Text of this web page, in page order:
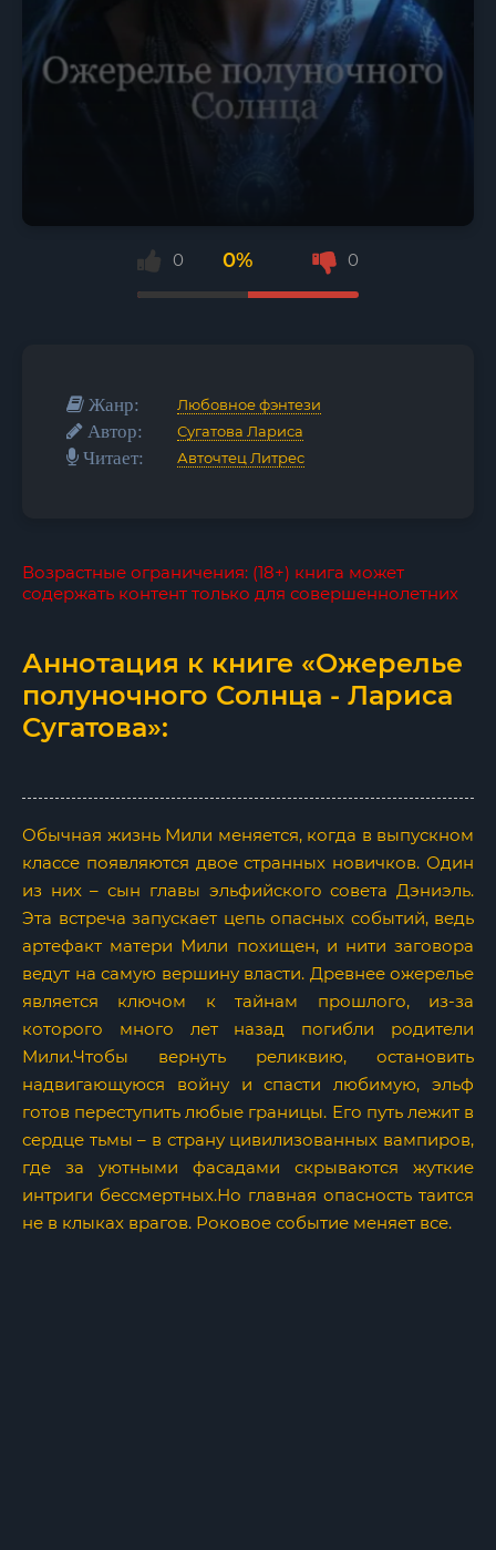
0 0% 0
Жанр: Любовное фэнтези
Автор: Сугатова Лариса
Читает: Авточтец Литрес
Возрастные ограничения: (18+) книга может
содержать контент только для совершеннолетних
Аннотация к книге «Ожерелье
полуночного Солнца - Лариса
Сугатова»:
Обычная жизнь Мили меняется, когда в выпускном
классе появляются двое странных новичков. Один
из них – сын главы эльфийского совета Дэниэль.
Эта встреча запускает цепь опасных событий, ведь
артефакт матери Мили похищен, и нити заговора
ведут на самую вершину власти. Древнее ожерелье
является ключом к тайнам прошлого, из-за
которого много лет назад погибли родители
Мили.Чтобы вернуть реликвию, остановить
надвигающуюся войну и спасти любимую, эльф
готов переступить любые границы. Его путь лежит в
сердце тьмы – в страну цивилизованных вампиров,
где за уютными фасадами скрываются жуткие
интриги бессмертных.Но главная опасность таится
не в клыках врагов. Роковое событие меняет все.